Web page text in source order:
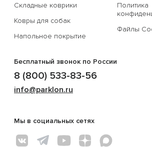
Складные коврики
Ковры для собак
Напольное покрытие
Политика
Файлы
Бесплатный звонок по России
8 (800) 533-83-56
info@parklon.ru
Мы в социальных сетях